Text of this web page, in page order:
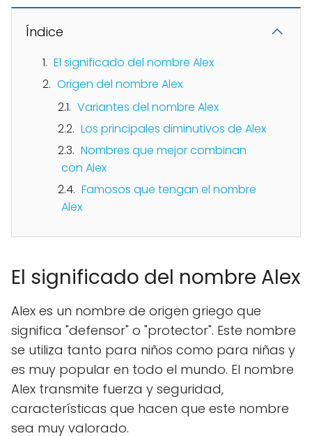
Índice
El significado del nombre Alex
Origen del nombre Alex
Variantes del nombre Alex
Los principales diminutivos de Alex
Nombres que mejor combinan
con Alex
Famosos que tengan el nombre
Alex
El significado del nombre Alex
Alex es un nombre de origen griego que
significa "defensor" o "protector". Este nombre
se utiliza tanto para niños como para niñas y
es muy popular en todo el mundo. El nombre
Alex transmite fuerza y seguridad,
características que hacen que este nombre
sea muy valorado.